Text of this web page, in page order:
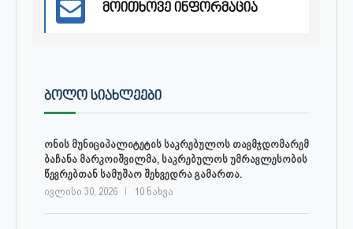
მოითხოვე ინფორმაცია
ᲑᲝᲚᲝ ᲡᲘᲐᲮᲚᲔᲔᲑᲘ
ონის მუნიციპალიტეტის საკრებულოს თავმჯდომარემ
ბაჩანა მარკოიშვილმა, საკრებულოს უმრავლესობის
წევრებთან სამუშაო შეხვედრა გამართა.
ივლისი 30, 2026 10 ნახვა